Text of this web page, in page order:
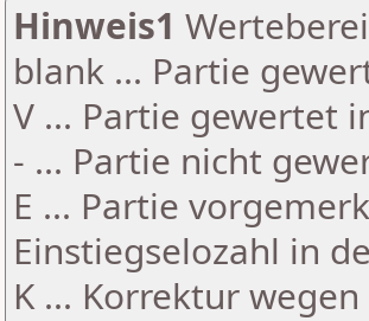
Hinweis1
blank ... Partie
V ... Partie gewertet
- ... Partie nicht
E ... Partie
Einstiegselozahl in
K ... Korrektur